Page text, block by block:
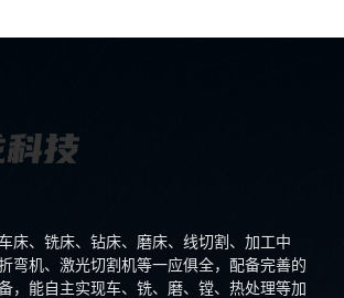
床、铣床、钻床、磨床、线切割、加工中
弯机、激光切割机等一应俱全，配备完善的
，能自主实现车、铣、磨、镗、热处理等加